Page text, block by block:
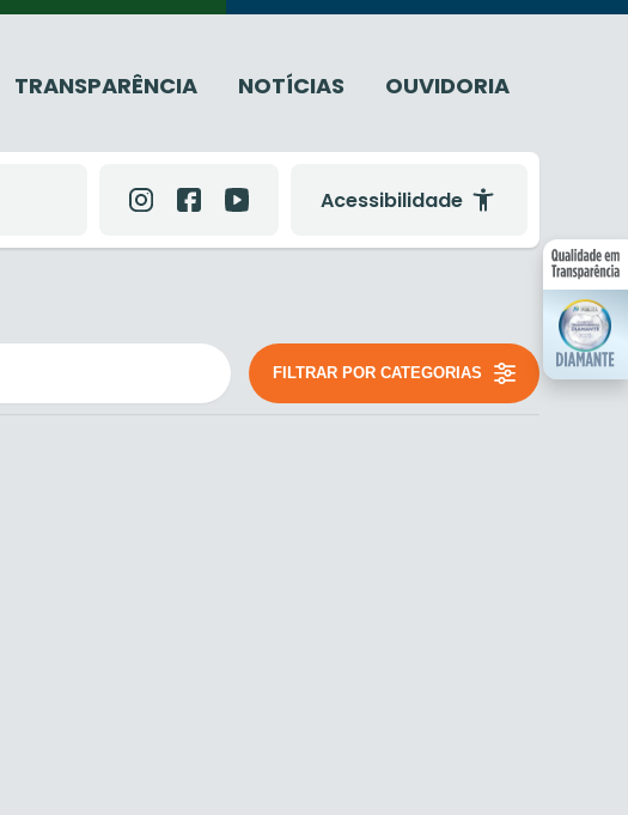
TRANSPARÊNCIA NOTÍCIAS OUVIDORIA
Acessibilidade
FILTRAR POR CATEGORIAS